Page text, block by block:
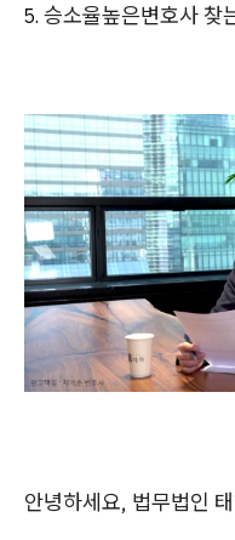
승소율높은변호사 찾
안녕하세요, 법무법인